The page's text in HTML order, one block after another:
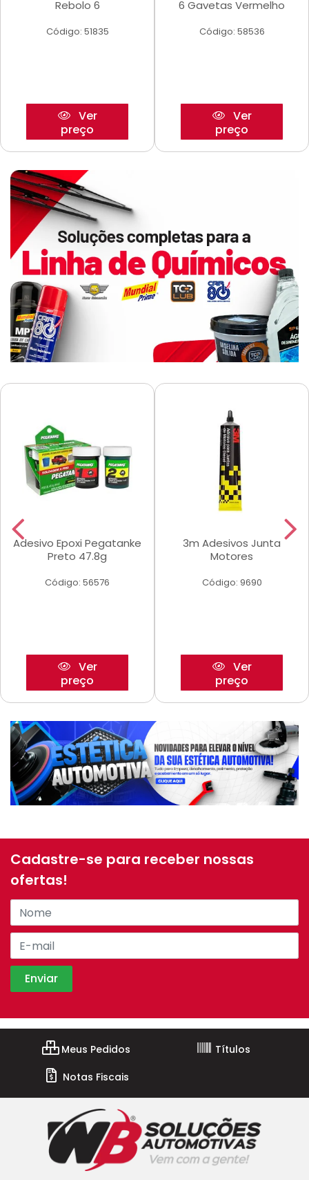
Rebolo 6
Código: 51835
Ver
preço
6 Gavetas Vermelho
Código: 58536
Ver
preço
Adesivo Epoxi Pegatanke
Preto 47.8g
Código: 56576
Ver
preço
3m Adesivos Junta
Motores
Código: 9690
Ver
preço
Cadastre-se para receber nossas
ofertas!
Meus Pedidos
Títulos
Notas Fiscais